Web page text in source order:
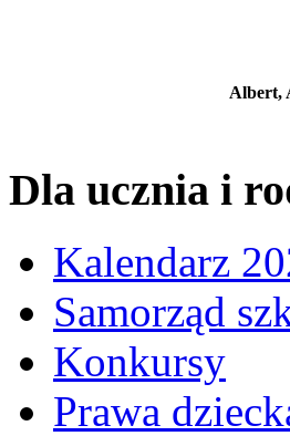
Albert,
Dla ucznia i
Kalendarz
Samorząd
Konkursy
Prawa